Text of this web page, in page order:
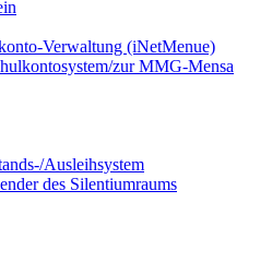
Verwaltung (iNetMenue)
zur MMG-Mensa
Ausleihsystem
des Silentiumraums